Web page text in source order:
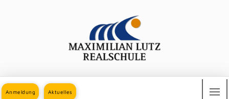
Anmeldung Aktuelles